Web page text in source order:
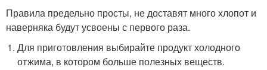
Правила предельно просты, не доставят много хлопот и
наверняка будут усвоены с первого раза.
Для приготовления выбирайте продукт холодного
отжима, в котором больше полезных веществ.